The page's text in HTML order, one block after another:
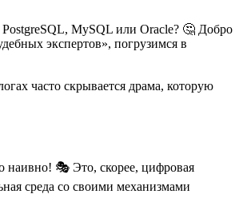
PostgreSQL, MySQL или Oracle? 🤔 Добро
экспертов», погрузимся в
часто скрывается драма, которую
наивно! 🎭 Это, скорее, цифровая
среда со своими механизмами